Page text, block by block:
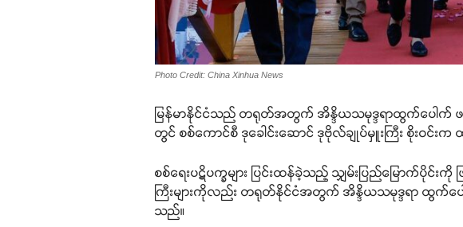
Photo Credit: China Xinhua News
မြန်မာနိုင်ငံသည် တရုတ်အတွက် အိန္ဒိယသမုဒ္ဒရာထွက်ပေါက် ဖ
တွင် စစ်ကောင်စီ ဒုခေါင်းဆောင် ဒုဗိုလ်ချုပ်မှူးကြီး စိုးဝင်းက
စစ်ရေးပဋိပက္ခများ ပြင်းထန်ခဲ့သည့် သျှမ်းပြည်မြောက်ပိုင်း
ကြီးများကိုလည်း တရုတ်နိုင်ငံအတွက် အိန္ဒိယသမုဒ္ဒရာ ထွက်ပ
သည်။